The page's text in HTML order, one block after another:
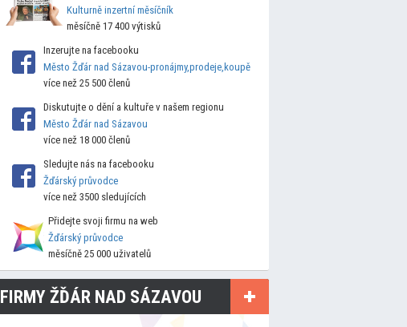
Kulturně inzertní měsíčník
měsíčně 17 400 výtisků
Inzerujte na facebooku
Město Žďár nad Sázavou-pronájmy,prodeje,koupě
více než 25 500 členů
Diskutujte o dění a kultuře v našem regionu
Město Žďár nad Sázavou
více než 18 000 členů
Sledujte nás na facebooku
Žďárský průvodce
více než 3500 sledujících
Přidejte svoji firmu na web
Žďárský průvodce
měsíčně 25 000 uživatelů
FIRMY ŽĎÁR NAD SÁZAVOU